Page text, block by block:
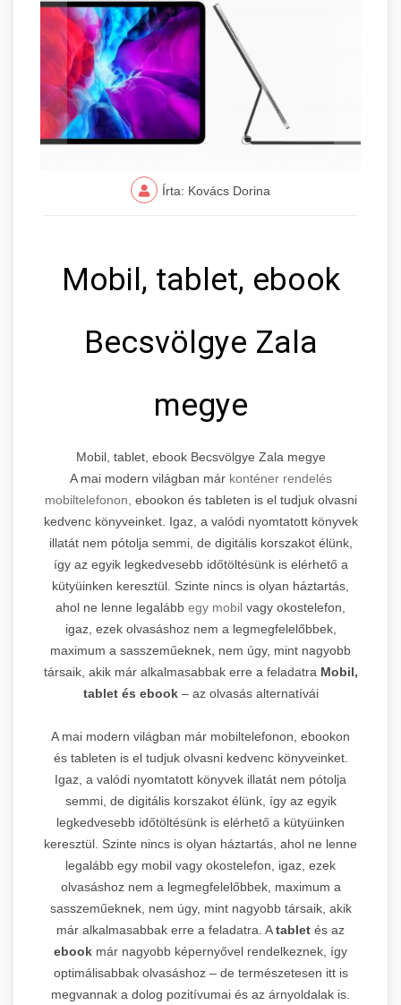
Írta: Kovács Dorina
Mobil, tablet, ebook
Becsvölgye Zala
megye
Mobil, tablet, ebook Becsvölgye Zala megye
A mai modern világban már konténer rendelés
mobiltelefonon, ebookon és tableten is el tudjuk olvasni
kedvenc könyveinket. Igaz, a valódi nyomtatott könyvek
illatát nem pótolja semmi, de digitális korszakot élünk,
így az egyik legkedvesebb időtöltésünk is elérhető a
kütyüinken keresztül. Szinte nincs is olyan háztartás,
ahol ne lenne legalább egy mobil vagy okostelefon,
igaz, ezek olvasáshoz nem a legmegfelelőbbek,
maximum a sasszeműeknek, nem úgy, mint nagyobb
társaik, akik már alkalmasabbak erre a feladatra Mobil,
tablet és ebook– az olvasás alternatívái
A mai modern világban már mobiltelefonon, ebookon
és tableten is el tudjuk olvasni kedvenc könyveinket.
Igaz, a valódi nyomtatott könyvek illatát nem pótolja
semmi, de digitális korszakot élünk, így az egyik
legkedvesebb időtöltésünk is elérhető a kütyüinken
keresztül. Szinte nincs is olyan háztartás, ahol ne lenne
legalább egy mobil vagy okostelefon, igaz, ezek
olvasáshoz nem a legmegfelelőbbek, maximum a
sasszeműeknek, nem úgy, mint nagyobb társaik, akik
már alkalmasabbak erre a feladatra. Atablet és az
ebook már nagyobb képernyővel rendelkeznek, így
optimálisabbak olvasáshoz – de természetesen itt is
megvannak a dolog pozitívumai és az árnyoldalak is.